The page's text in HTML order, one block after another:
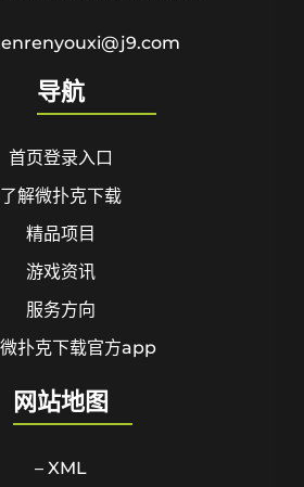
导航
首页登录入口
了解微扑克下载
精品项目
游戏资讯
服务方向
扑克下载官方app
网站地图
– XML